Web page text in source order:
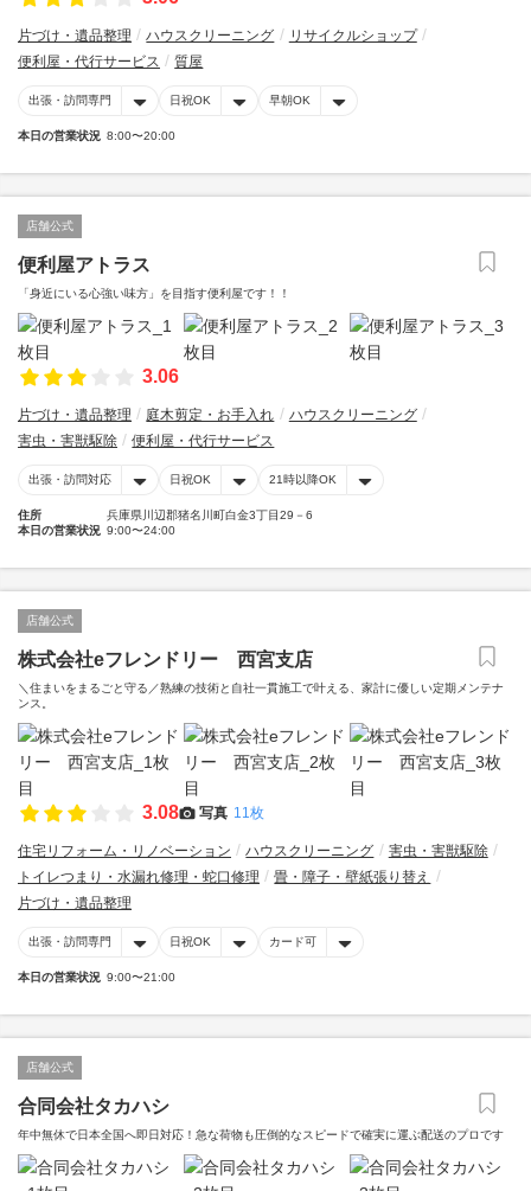
片づけ・遺品整理 ハウスクリーニング
リサイクルショップ
便利屋・代行サービス
質屋
出張・訪問専門 日祝OK 早朝OK
本日の営業状況 8:00〜20:00
店舗公式
便利屋アトラス
「身近にいる心強い味方」を目指す便利屋です！！
3.06
片づけ・遺品整理 庭木剪定・お手入れ
ハウスクリーニング
害虫・害獣駆除
便利屋・代行サービス
出張・訪問対応 日祝OK 21時以降OK
住所
兵庫県川辺郡猪名川町白金3丁目29－6
本日の営業状況 9:00〜24:00
店舗公式
株式会社eフレンドリー 西宮支店
＼住まいをまるごと守る／熟練の技術と自社一貫施工で叶える、家計に優しい定期メンテナ
ンス。
3.08 写真 11枚
住宅リフォーム・リノベーション ハウスクリーニング
害虫・害獣駆除
トイレつまり・水漏れ修理・蛇口修理
畳・障子・壁紙張り替え
片づけ・遺品整理
出張・訪問専門 日祝OK カード可
本日の営業状況 9:00〜21:00
店舗公式
合同会社タカハシ
年中無休で日本全国へ即日対応！急な荷物も圧倒的なスピードで確実に運ぶ配送のプロです